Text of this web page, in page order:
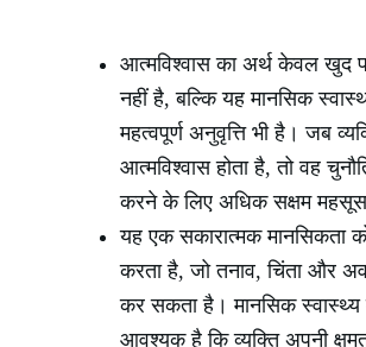
आत्मविश्वास का अर्थ केवल खुद
नहीं है, बल्कि यह मानसिक
महत्वपूर्ण अनुवृत्ति भी है। जब
आत्मविश्वास होता है, तो वह
करने के लिए अधिक सक्षम
यह एक सकारात्मक मानसिकता
करता है, जो तनाव, चिंता और
कर सकता है। मानसिक
आवश्यक है कि व्यक्ति अपनी